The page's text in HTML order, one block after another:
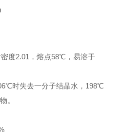
度2.01，熔点58℃，易溶于
时失去一分子结晶水，198℃
。